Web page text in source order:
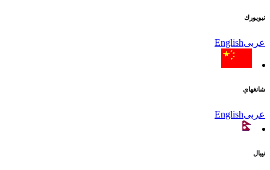
نيويورك
عربى English
شانغهاي
عربى English
نيبال